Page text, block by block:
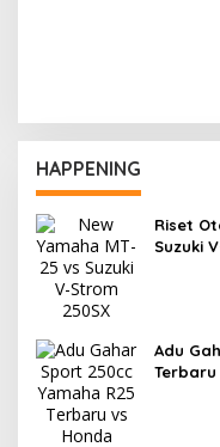
HAPPENING
Riset
Suzuki
Adu
Terbaru